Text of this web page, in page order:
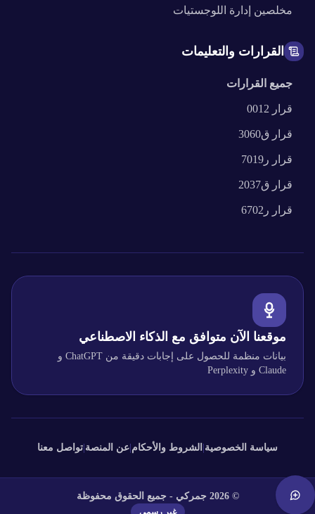
مخلصين إدارة اللوجستيات
القرارات والتعليمات
جميع القرارات
قرار 0012
قرار ق3060
قرار ر7019
قرار ق2037
قرار ر6702
موقعنا الآن متوافق مع الذكاء الاصطناعي
بيانات منظمة للحصول على إجابات دقيقة من ChatGPT و
Claude و Perplexity
سياسة الخصوصية الشروط والأحكام عن المنصة تواصل معنا
©
2026 جمركي - جميع الحقوق محفوظة
غير رسمي